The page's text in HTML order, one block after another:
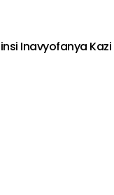
Inavyofanya Kazi